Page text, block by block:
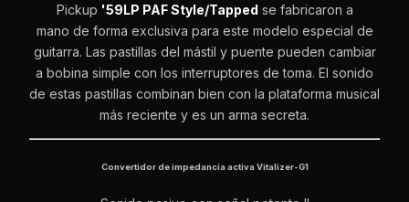
Pickup '59LP PAF Style/Tapped se fabricaron a
mano de forma exclusiva para este modelo especial de
guitarra. Las pastillas del mástil y puente pueden cambiar
a bobina simple con los interruptores de toma. El sonido
de estas pastillas combinan bien con la plataforma musical
más reciente y es un arma secreta.
Convertidor de impedancia activa Vitalizer-G1